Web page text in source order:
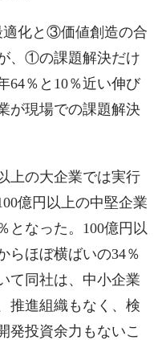
化と③価値創造の合
、①の課題解決だけ
64％と10％近い伸び
が現場での課題解決
上の大企業では実行
億円以上の中堅企業
となった。100億円以
らほぼ横ばいの34％
て同社は、中小企業
推進組織もなく、検
発投資余力もないこ